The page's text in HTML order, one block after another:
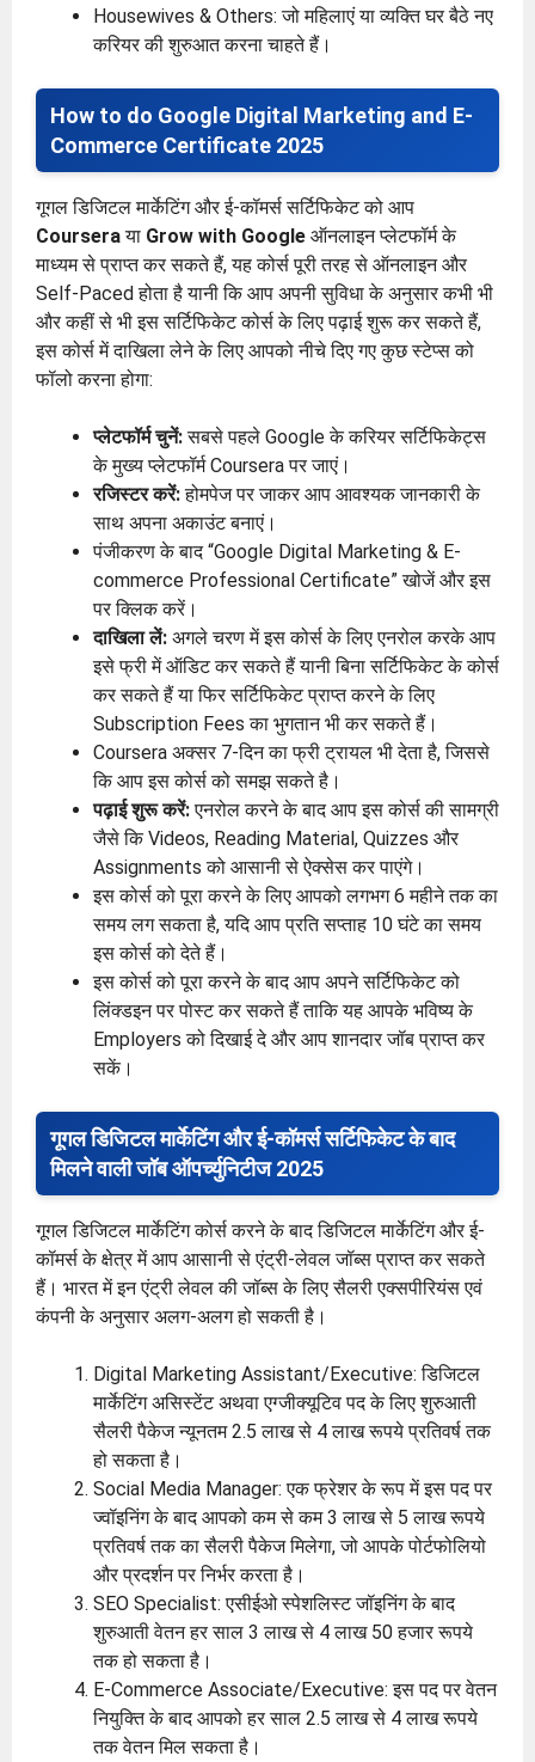
Housewives & Others: जो महिलाएं या व्यक्ति घर बैठे नए
करियर की शुरुआत करना चाहते हैं।
How to do Google Digital Marketing and E-
Commerce Certificate 2025
गूगल डिजिटल मार्केटिंग और ई-कॉमर्स सर्टिफिकेट को आप
Courseraया Grow with Google ऑनलाइन प्लेटफॉर्म के
माध्यम से प्राप्त कर सकते हैं, यह कोर्स पूरी तरह से ऑनलाइन और
Self-Paced होता है यानी कि आप अपनी सुविधा के अनुसार कभी भी
और कहीं से भी इस सर्टिफिकेट कोर्स के लिए पढ़ाई शुरू कर सकते हैं,
इस कोर्स में दाखिला लेने के लिए आपको नीचे दिए गए कुछ स्टेप्स को
फॉलो करना होगा:
प्लेटफॉर्म चुनें:सबसे पहले Google के करियर सर्टिफिकेट्स
के मुख्य प्लेटफॉर्म Coursera पर जाएं।
रजिस्टर करें:होमपेज पर जाकर आप आवश्यक जानकारी के
साथ अपना अकाउंट बनाएं।
पंजीकरण के बाद “Google Digital Marketing & E-
commerce Professional Certificate” खोजें और इस
पर क्लिक करें।
दाखिला लें: अगले चरण में इस कोर्स के लिए एनरोल करके आप
इसे फ्री में ऑडिट कर सकते हैं यानी बिना सर्टिफिकेट के कोर्स
कर सकते हैं या फिर सर्टिफिकेट प्राप्त करने के लिए
Subscription Fees का भुगतान भी कर सकते हैं।
Coursera अक्सर 7-दिन का फ्री ट्रायल भी देता है, जिससे
कि आप इस कोर्स को समझ सकते है।
पढ़ाई शुरू करें:एनरोल करने के बाद आप इस कोर्स की सामग्री
जैसे कि Videos, Reading Material, Quizzes और
Assignments को आसानी से ऐक्सेस कर पाएंगे।
इस कोर्स को पूरा करने के लिए आपको लगभग 6 महीने तक का
समय लग सकता है, यदि आप प्रति सप्ताह 10 घंटे का समय
इस कोर्स को देते हैं।
इस कोर्स को पूरा करने के बाद आप अपने सर्टिफिकेट को
लिंक्डइन पर पोस्ट कर सकते हैं ताकि यह आपके भविष्य के
Employers को दिखाई दे और आप शानदार जॉब प्राप्त कर
सकें।
गूगल डिजिटल मार्केटिंग और ई-कॉमर्स सर्टिफिकेट के बाद
मिलने वाली जॉब ऑपर्च्युनिटीज 2025
गूगल डिजिटल मार्केटिंग कोर्स करने के बाद डिजिटल मार्केटिंग और ई-
कॉमर्स के क्षेत्र में आप आसानी से एंट्री-लेवल जॉब्स प्राप्त कर सकते
हैं। भारत में इन एंट्री लेवल की जॉब्स के लिए सैलरी एक्सपीरियंस एवं
कंपनी के अनुसार अलग-अलग हो सकती है।
Digital Marketing Assistant/Executive: डिजिटल
मार्केटिंग असिस्टेंट अथवा एग्जीक्यूटिव पद के लिए शुरुआती
सैलरी पैकेज न्यूनतम 2.5 लाख से 4 लाख रूपये प्रतिवर्ष तक
हो सकता है।
Social Media Manager: एक फ्रेशर के रूप में इस पद पर
ज्वॉइनिंग के बाद आपको कम से कम 3 लाख से 5 लाख रूपये
प्रतिवर्ष तक का सैलरी पैकेज मिलेगा, जो आपके पोर्टफोलियो
और प्रदर्शन पर निर्भर करता है।
SEO Specialist: एसीईओ स्पेशलिस्ट जॉइनिंग के बाद
शुरुआती वेतन हर साल 3 लाख से 4 लाख 50 हजार रूपये
तक हो सकता है।
E-Commerce Associate/Executive: इस पद पर वेतन
नियुक्ति के बाद आपको हर साल 2.5 लाख से 4 लाख रूपये
तक वेतन मिल सकता है।